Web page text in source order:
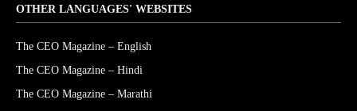
OTHER LANGUAGES' WEBSITES
The CEO Magazine – English
The CEO Magazine – Hindi
The CEO Magazine – Marathi